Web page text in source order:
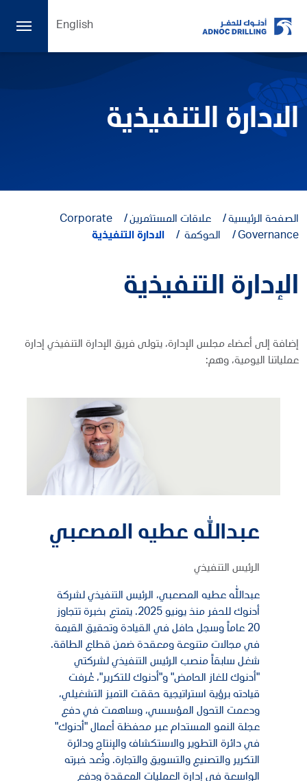
English
الادارة التنفيذية
الصفحة الرئيسية علاقات المستثمرين
Corporate
Governance
الحوكمة الادارة التنفيذية
الإدارة التنفيذية
إضافة إلى أعضاء مجلس الإدارة، يتولى فريق الإدارة التنفيذي إدارة
عملياتنا اليومية، وهم:
عبدالله عطيه المصعبي
الرئيس التنفيذي
عبدالله عطيه المصعبي، الرئيس التنفيذي لشركة
أدنوك للحفر منذ يونيو 2025. يتمتع بخبرة تتجاوز
20 عاماً وسجل حافل في القيادة وتحقيق القيمة
في مجالات متنوعة ومعقدة ضمن قطاع الطاقة.
شغل سابقاً منصب الرئيس التنفيذي لشركتي
"أدنوك للغاز الحامض" و"أدنوك للتكرير"، عُرفت
قيادته برؤية استراتيجية حققت التميز التشغيلي،
ودعمت التحول المؤسسي، وساهمت في دفع
عجلة النمو المستدام عبر محفظة أعمال "أدنوك"
في دائرة التطوير والاستكشاف والإنتاج ودائرة
التكرير والتصنيع والتسويق والتجارة. وتُعد خبرته
الواسعة في إدارة العمليات المعقدة ودفع